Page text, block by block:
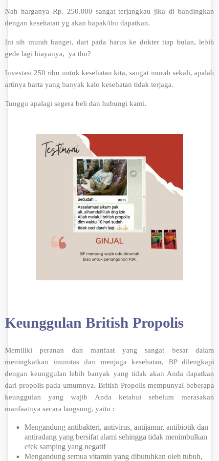
Nah harganya Rp. 250.000 sangat terjangkau jika di bandingkan
dengan kesehatan yg akan bapak/ibu dapatkan.
Ini sih murah banget, dari pada harus ke dokter tiap bulan, lebih
gede lagi biayanya, ya tho?
Investasi 250 ribu untuk kesehatan kita, sangat murah sekali, apalah
artinya harta yang banyak kalo kesehatan tidak terjaga.
Tunggu apalagi segera beli dan hubungi kami.
Keunggulan British Propolis
Memiliki peranan dan manfaat yang sangat besar dalam
meningkatkan imunitas dan menjaga kesehatan, BP dilengkapi
dengan keunggulan lebih banyak yang tidak akan Anda dapatkan
dari propolis pada umumnya. British Propolis mempunyai beberapa
keunggulan yang wajib Anda ketahui sebelum merasakan
manfaatnya secara langsung, yaitu :
Mengandung antibakteri, antivirus, antijamur, antibiotik dan
antiradang yang bersifat alami sehingga tidak menimbulkan
efek samping yang negatif
Mengandung semua vitamin yang dibutuhkan oleh tubuh,